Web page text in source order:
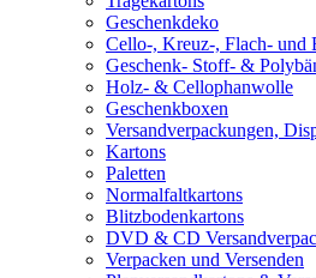
Geschenkdeko
Cello-, Kreuz-, Flach- und
Geschenk- Stoff- &
Holz- & Cellophanwolle
Geschenkboxen
Versandverpackungen,
Kartons
Paletten
Normalfaltkartons
Blitzbodenkartons
DVD & CD
Verpacken und Versenden